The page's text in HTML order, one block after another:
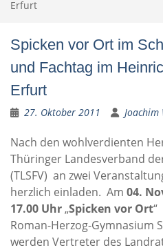
Erfurt
Spicken vor Ort im
und Fachtag im
Erfurt
27. Oktober 2011 Joachim
Nach den wohlverdienten
Thüringer Landesverband
(TLSFV) an zwei
herzlich einladen. Am 04.
17.00 Uhr„Spicken vor Ort“
Roman-Herzog-Gymnasium
werden Vertreter des